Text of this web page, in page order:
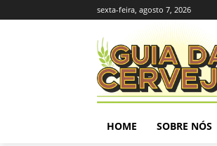
sexta-feira, agosto 7, 2026
HOME SOBRE NÓS